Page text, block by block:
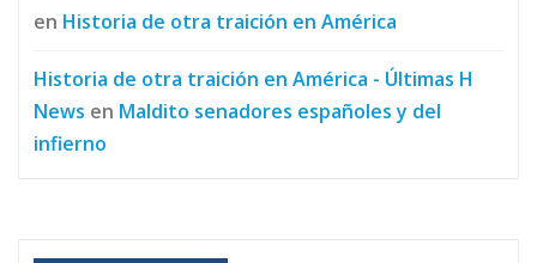
en Historia de otra traición en América
Historia de otra traición en América - Últimas H
News en Maldito senadores españoles y del
infierno